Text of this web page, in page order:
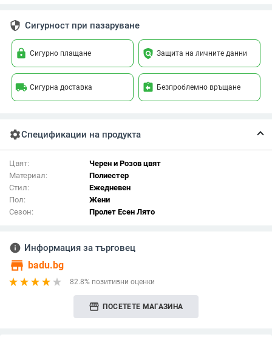
security Сигурност при пазаруване
lock Сигурно плащане policy Защита на личните данни
local_shipping Сигурна доставка assignment_return Безпроблемно връщане
settingsСпецификации на продукта
Цвят:
Черен и Розов цвят
Материал:
Полиестер
Стил:
Ежедневен
Пол:
Жени
Сезон:
Пролет Есен Лято
info Информация за търговец
store badu.bg
82.8% позитивни оценки
storefront ПОСЕТЕТЕ МАГАЗИНА